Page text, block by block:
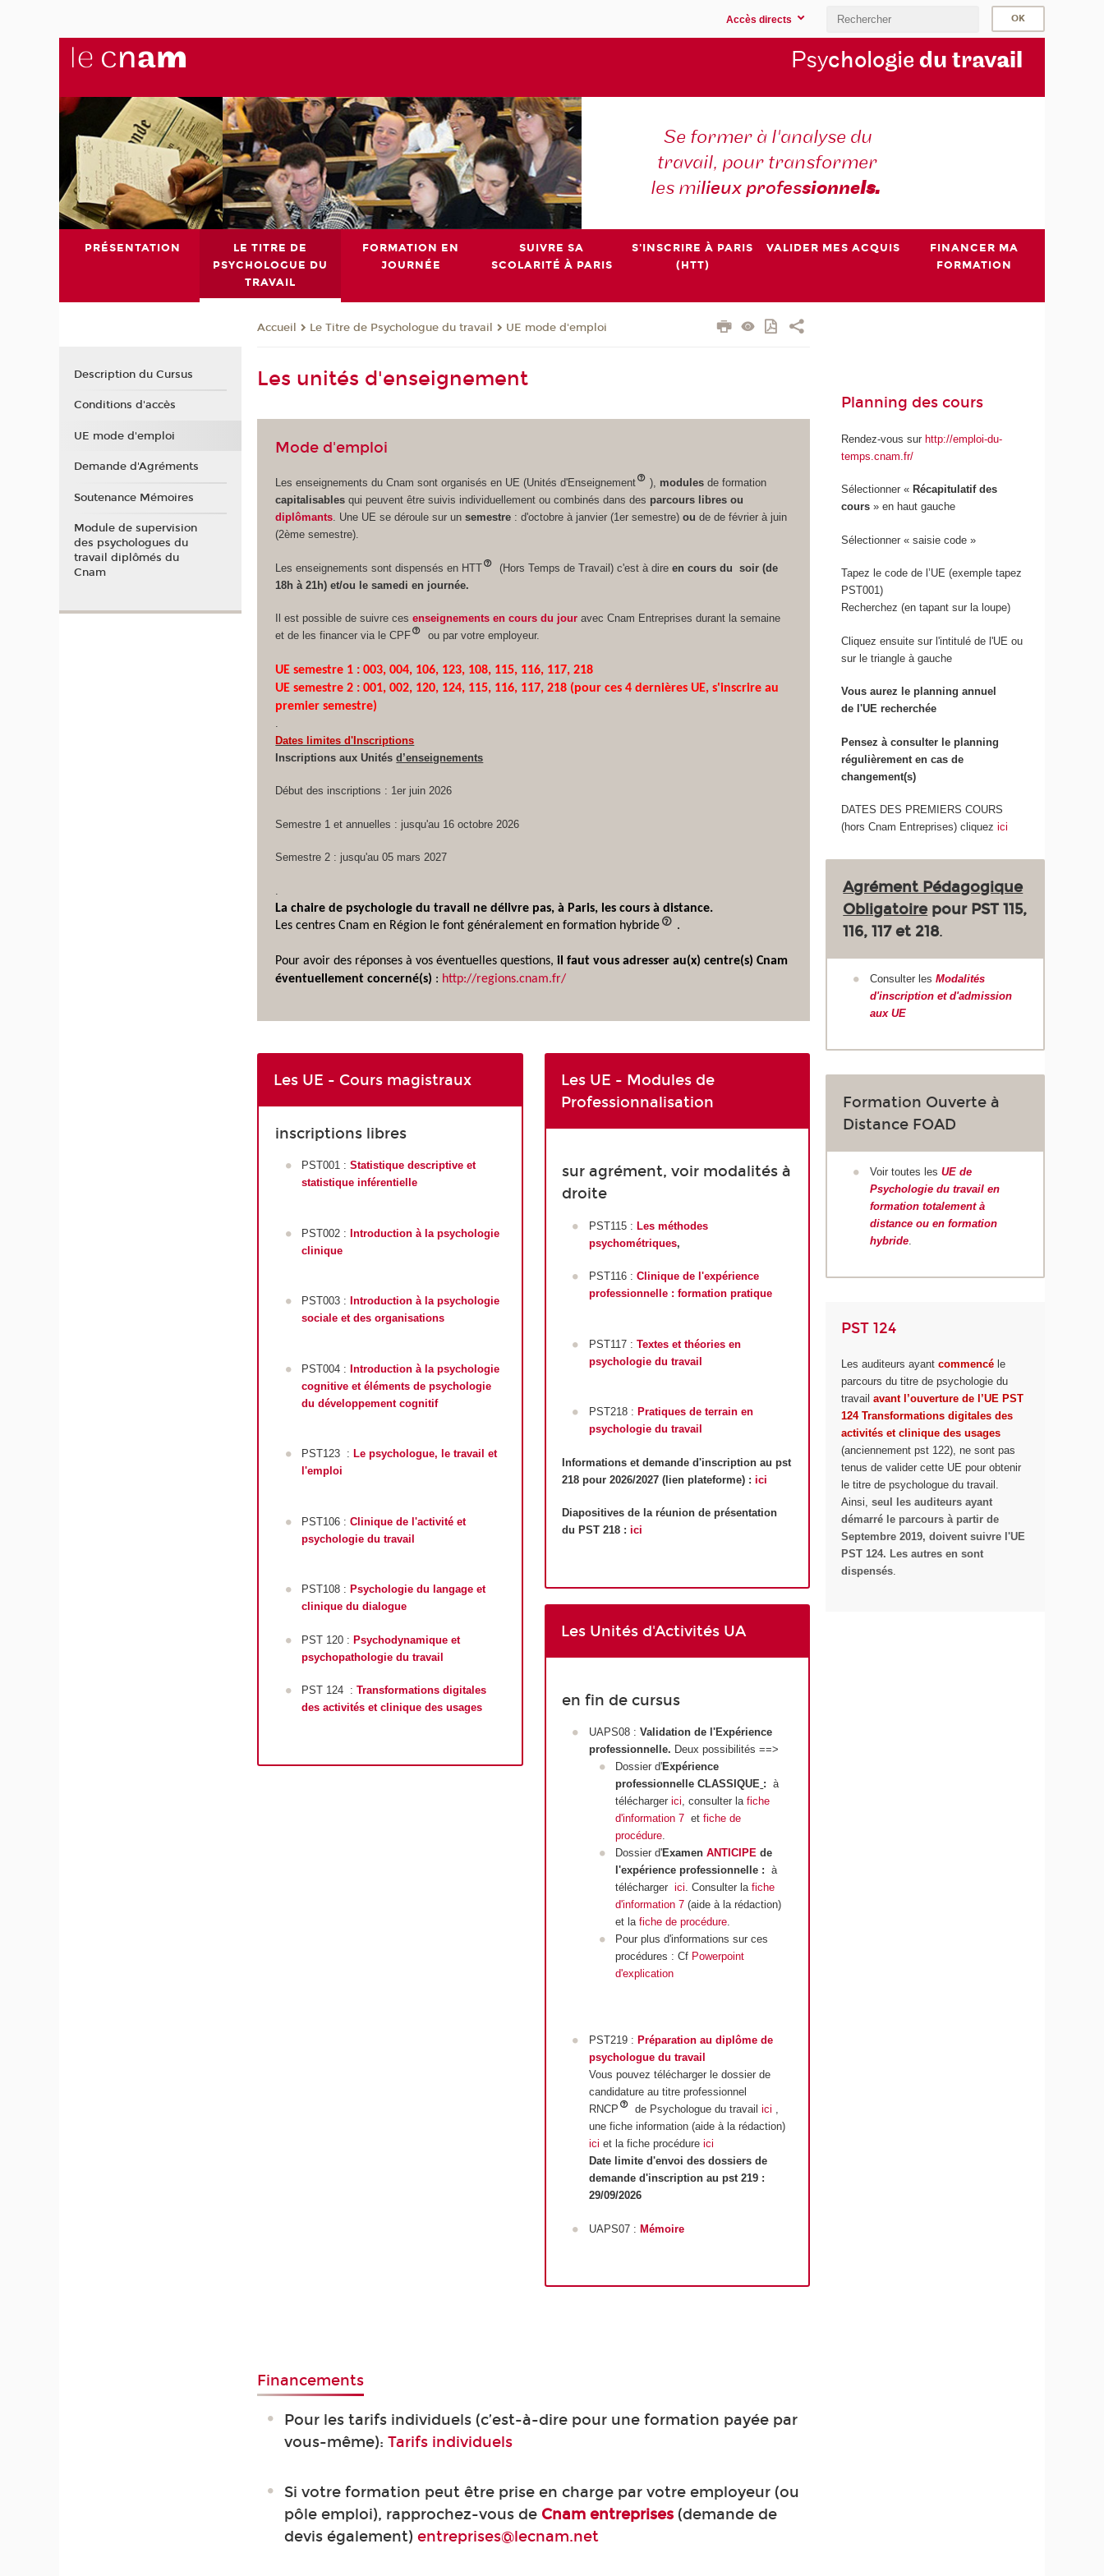
Accès directs
Psychologie du travail
Se former à l'analyse du
travail, pour transformer
les milieux professionnels.
PRÉSENTATION
LE TITRE DE
PSYCHOLOGUE DU
TRAVAIL
FORMATION EN
JOURNÉE
SUIVRE SA
SCOLARITÉ À PARIS
S'INSCRIRE À PARIS
(HTT)
VALIDER MES ACQUIS
FINANCER MA
FORMATION
Accueil Le Titre de Psychologue du travail UE mode d'emploi
Les unités d'enseignement
Mode d'emploi
Les enseignements du Cnam sont organisés en UE (Unités d'Enseignement ), modulesde formation
capitalisablesqui peuvent être suivis individuellement ou combinés dans des parcours libres ou
diplômants. Une UE se déroule sur unsemestre : d'octobre à janvier (1er semestre)ou de de février à juin
(2ème semestre).
Les enseignements sont dispensés en HTT (Hors Temps de Travail) c'est à dire en cours du soir (de
18h à 21h) et/ou le samedi en journée.
Il est possible de suivre cesenseignements en cours du jour avec Cnam Entreprises durant la semaine
et de les financer via le CPF
ou par votre employeur.
UE semestre 1 : 003, 004, 106, 123, 108, 115, 116, 117, 218
UE semestre 2 : 001, 002, 120, 124, 115, 116, 117, 218 (pour ces 4 dernières UE, s'inscrire au
premier semestre)
Dates limites d'Inscriptions
Inscriptions aux Unitésd’enseignements
Début des inscriptions : 1er juin 2026
Semestre 1 et annuelles : jusqu'au 16 octobre 2026
Semestre 2 : jusqu'au 05 mars 2027
La chaire de psychologie du travail ne délivre pas, à Paris, les cours à distance.
Les centres Cnam en Région le font généralement en formation hybride
.
Pour avoir des réponses à vos éventuelles questions,il faut vous adresser au(x) centre(s) Cnam
éventuellement concerné(s) : http://regions.cnam.fr/
Les UE - Cours magistraux
inscriptions libres
PST001 :Statistique descriptive et
statistique inférentielle
PST002 : Introduction à la psychologie
clinique
PST003 : Introduction à la psychologie
sociale et des organisations
PST004 :Introduction à la psychologie
cognitive et éléments de psychologie
du développement cognitif
PST123 : Le psychologue, le travail et
l'emploi
PST106 :Clinique de l'activité et
psychologie du travail
PST108 : Psychologie du langage et
clinique du dialogue
PST 120 :Psychodynamique et
psychopathologie du travail
PST 124 : Transformations digitales
des activités et clinique des usages
Les UE - Modules de
Professionnalisation
sur agrément, voir modalités à
droite
PST115 : Les méthodes
psychométriques,
PST116 : Clinique de l'expérience
professionnelle : formation pratique
PST117 : Textes et théories en
psychologie du travail
PST218 : Pratiques de terrain en
psychologie du travail
Informations et demande d'inscription au pst
218 pour 2026/2027 (lien plateforme) :ici
Diapositives de la réunion de présentation
du PST 218 :ici
Les Unités d'Activités UA
en fin de cursus
UAPS08 : Validation de l'Expérience
professionnelle. Deux possibilités ==>
Dossier d'Expérience
professionnelle CLASSIQUE :à
téléchargerici, consulter lafiche
d'information 7 etfiche de
procédure.
Dossier d'ExamenANTICIPE de
l'expérience professionnelle : à
téléchargerici. Consulter lafiche
d'information 7 (aide à la rédaction)
et lafiche de procédure.
Pour plus d'informations sur ces
procédures : Cf Powerpoint
d'explication
PST219 : Préparation au diplôme de
psychologue du travail
Vous pouvez télécharger le dossier de
candidature au titre professionnel
RNCP
de Psychologue du travail ici ,
une fiche information (aide à la rédaction)
ici et la fiche procédure ici
Date limite d'envoi des dossiers de
demande d'inscription au pst 219 :
29/09/2026
UAPS07 : Mémoire
Financements
Pour les tarifs individuels (c’est-à-dire pour une formation payée par
vous-même): Tarifs individuels
Si votre formation peut être prise en charge par votre employeur (ou
pôle emploi), rapprochez-vous de Cnam entreprises(demande de
devis également) entreprises@lecnam.net
Planning des cours
Rendez-vous surhttp://emploi-du-
temps.cnam.fr/
Sélectionner « Récapitulatif des
cours » en haut gauche
Sélectionner « saisie code »
Tapez le code de l’UE (exemple tapez
PST001)
Recherchez (en tapant sur la loupe)
Cliquez ensuite sur l'intitulé de l'UE ou
sur le triangle à gauche
Vous aurez le planning annuel
de l'UE recherchée
Pensez à consulter le planning
régulièrement en cas de
changement(s)
DATES DES PREMIERS COURS
(hors Cnam Entreprises) cliquezici
Agrément Pédagogique
Obligatoire pour PST 115,
116, 117 et 218.
Consulter les Modalités
d'inscription et d'admission
aux UE
Formation Ouverte à
Distance FOAD
Voir toutes les UE de
Psychologie du travail en
formation totalement à
distance ou en formation
hybride.
PST 124
Les auditeurs ayantcommencé le
parcours du titre de psychologie du
travailavant l’ouverture de l’UE PST
124 Transformations digitales des
activités et clinique des usages
(anciennement pst 122), ne sont pas
tenus de valider cette UE pour obtenir
le titre de psychologue du travail.
Ainsi,seul les auditeurs ayant
démarré le parcours à partir de
Septembre 2019, doivent suivre l'UE
PST 124. Les autres en sont
dispensés.
Description du Cursus
Conditions d'accès
UE mode d'emploi
Demande d'Agréments
Soutenance Mémoires
Module de supervision
des psychologues du
travail diplômés du
Cnam